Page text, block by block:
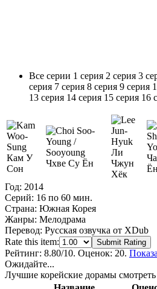
Все серии 1 серия 2 серия 3
серия 7 серия 8 серия 9 серия
13 серия 14 серия 15 серия 16
Кам У
Сон
Чхве Су Ён
Ли
Чжун
Хёк
Ён
Год: 2014
Серий: 16 по 60 мин.
Страна: Южная Корея
Жанры: Мелодрама
Перевод: Русская озвучка от XDub
Rate this item:
Submit Rating
Рейтинг: 8.80/10. Оценок: 20.
Ожидайте...
Лучшие корейские дорамы